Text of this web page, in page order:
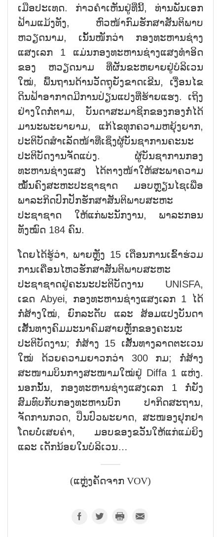
ເມືອປະເທດ. ກ່າວຄຳເຫັນຢູ່ທີ່ນີ້, ທ່ານພັນເອກ
ຟ້າມແມ້ງທັງ, ຫົວໜ້າກົມຮັກສາສັນຕິພາບ
ຫວຽດນາມ, ເນັ້ນໜັກວ່າ ກອງທະຫານຊ່າງ
ແສງເລກ 1 ແມ່ນກອງທະຫານຊ່າງແສງທຳອິດ
ຂອງ ຫວຽດນາມ ທີ່ຜັນຂະຫຍາຍຢູ່ບໍລິເວນ
ໃໝ່, ພື້ນຖານດ້ານວັດຖຸຍັງຂາດເຂີນ, ເງື່ອນໄຂ
ດິນຟ້າອາກາດມີການປ່ຽນແປງທີ່ຮ້າຍແຮງ. ເຖິງ
ຢ່າງໃດກໍ່ຕາມ, ບັນດາສະມາຊິກຂອງກອງກໍ່ໄດ້
ມານະພະຍາຍາມ, ແກ້ໄຂທຸກຄວາມຫຍຸ້ງຍາກ,
ປະຕິບັດສຳເລັດໜ້າທີ່ເຊິ່ງຜູ້ບັນຊາການຄະນະ
ປະຕິບັດງານຈັດແບ່ງ. ຜູ້ບັນຊາການກອງ
ທະຫານຊ່າງແສງ ໄດ້ຕາງໜ້າໃຫ້ສະພາຄວາມ
ໝັ້ນຄົງສະຫະປະຊາຊາດ ມອບຫຼຽນໄຊເພື່ອ
ພາລະກິດປົກປັກຮັກສາສັນຕິພາບສະຫະ
ປະຊາຊາດ ໃຫ້ແກ່ພະນັກງານ, ພາລະກອນ
ທັງໝົດ 184 ຄົນ.
ໂດຍໄດ້ຮູ້ວ່າ, ພາຍຫຼັງ 15 ເດືອນການເຂົ້າຮ່ວມ
ການເຄື່ອນໄຫວຮັກສາສັນຕິພາບສະຫະ
ປະຊາຊາດຢູ່ຄະນະປະຕິບັດງານ UNISFA,
ເຂດ Abyei, ກອງທະຫານຊ່າງແສງເລກ 1 ໄດ້
ກໍ່ສ້າງໃໝ່, ຍົກລະດັບ ແລະ ສ້ອມແປງບັນດາ
ເສັ້ນທາງຄົມມະນາຄົມສາຍຫຼັກຂອງຄະນະ
ປະຕິບັດງານ; ກໍ່ສ້າງ 15 ເສັ້ນທາງລາດຕະເວນ
ໃໝ່ ດ້ວຍຄວາມຍາວກວ່າ 300 ກມ; ກໍ່ສ້າງ
ສະໜາມບິນກາງສະໜາມໃໝ່ຢູ່ Diffa 1 ແຫ່ງ.
ນອກນັ້ນ, ກອງທະຫານຊ່າງແສງເລກ 1 ກໍ່ຍັງ
ສົມທົບກັບກອງທະຫານບົກ ປາກິດສະຖານ,
ຈັດການກວດ, ປິ່ນປົວພະຍາດ, ສະໜອງຢຸກຢາ
ໂດຍບໍ່ເສຍຄ່າ, ມອບຂອງຂວັນໃຫ້ແກ່ແມ່ຍິງ
ແລະ ເດັກນ້ອຍໃນບໍລິເວນ…
(ແຫຼ່ງຄັດຈາກ VOV)